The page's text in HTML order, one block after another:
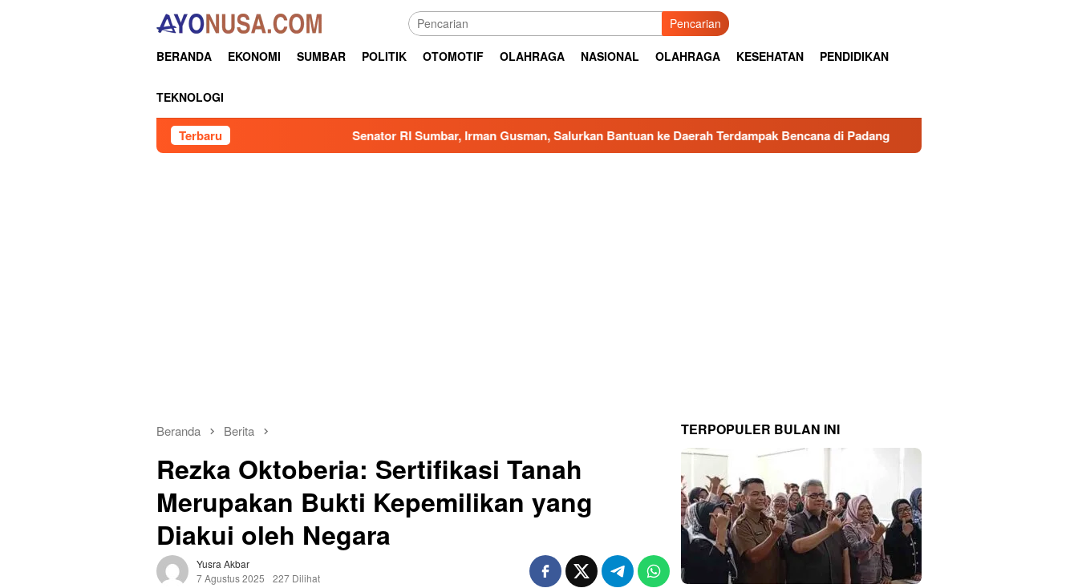
Pencarian
BERANDA EKONOMI SUMBAR POLITIK OTOMOTIF OLAHRAGA NASIONAL OLAHRAGA KESEHATAN PENDIDIKAN
TEKNOLOGI
Terbaru Senator RI Sumbar, Irman Gusman, Salurkan Bantuan ke Daerah Terdampak Bencana di Padang Sambut HUT RI ke-81, TISI Luncurkan Buku
Beranda Berita
Rezka Oktoberia: Sertifikasi Tanah
Merupakan Bukti Kepemilikan yang
Diakui oleh Negara
Yusra Akbar
7 Agustus 2025
227 Dilihat
TERPOPULER BULAN INI